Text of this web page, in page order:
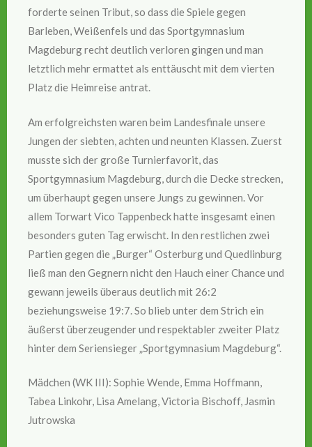
forderte seinen Tribut, so dass die Spiele gegen
Barleben, Weißenfels und das Sportgymnasium
Magdeburg recht deutlich verloren gingen und man
letztlich mehr ermattet als enttäuscht mit dem vierten
Platz die Heimreise antrat.
Am erfolgreichsten waren beim Landesfinale unsere
Jungen der siebten, achten und neunten Klassen. Zuerst
musste sich der große Turnierfavorit, das
Sportgymnasium Magdeburg, durch die Decke strecken,
um überhaupt gegen unsere Jungs zu gewinnen. Vor
allem Torwart Vico Tappenbeck hatte insgesamt einen
besonders guten Tag erwischt. In den restlichen zwei
Partien gegen die „Burger“ Osterburg und Quedlinburg
ließ man den Gegnern nicht den Hauch einer Chance und
gewann jeweils überaus deutlich mit 26:2
beziehungsweise 19:7. So blieb unter dem Strich ein
äußerst überzeugender und respektabler zweiter Platz
hinter dem Seriensieger „Sportgymnasium Magdeburg“.
Mädchen (WK III): Sophie Wende, Emma Hoffmann,
Tabea Linkohr, Lisa Amelang, Victoria Bischoff, Jasmin
Jutrowska